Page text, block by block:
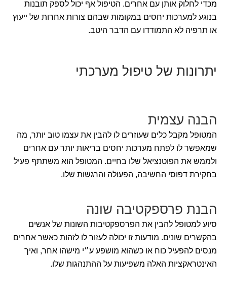
מכדי לחלוק אותן עם אחרים. הטיפול אף יכול לספק תובנות
בנוגע למערכות יחסים במקומות שבהם צורות אחרות של ייעוץ
או תרפיה לא התמודדו עם הדבר היטב.
יתרונות של טיפול מערכתי
הבנה עצמית
המטופל מקבל כלים שעוזרים לו להבין את עצמו טוב יותר, מה
שמאפשר לו לפתח מערכות יחסים בריאות יותר עם אחרים
ולממש את הפוטנציאל שלו בחיים. המטופל הוא משתתף פעיל
בחקירת דפוסי החשיבה, הפעולה והרגשות שלו.
הבנת פרספקטיבה שונה
סיוע למטופל להבין את הפרספקטיבות השונות של אנשים
בהקשרים שונים. מודעות זו יכולה לעזור לו לזהות כאשר אחרים
מנסים להפעיל כוח או כשהוא מושפע ע״י מישהו אחר, ואיך
האינטראקציות האלה משפיעות על ההתנהגות שלו.